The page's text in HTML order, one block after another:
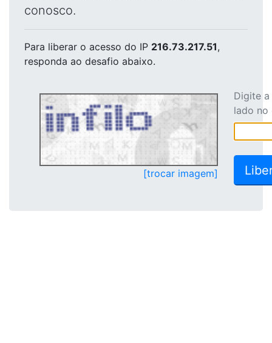
conosco.
Para liberar o acesso do IP 216.73.217.51,
responda ao desafio abaixo.
[trocar imagem]
Digite
lado no